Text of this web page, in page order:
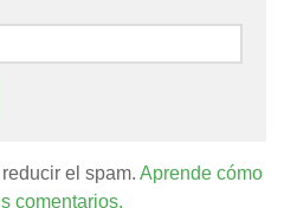
el spam. Aprende cómo
comentarios.